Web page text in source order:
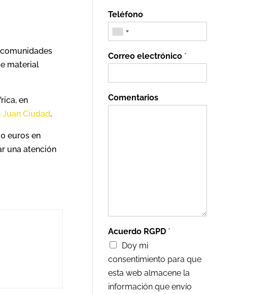
material
en
Juan Ciudad.
euros en
una atención
Teléfono
Correo electrónico *
Comentarios
Acuerdo RGPD *
Doy mi
consentimiento para que
esta web almacene la
información que envío